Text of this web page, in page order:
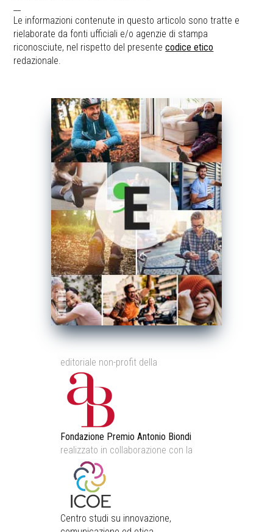
Le informazioni contenute in questo articolo sono tratte e
rielaborate da fonti ufficiali e/o agenzie di stampa
riconosciute, nel rispetto del presentecodice etico
redazionale.
editoriale non-profit della
Fondazione Premio Antonio Biondi
realizzato in collaborazione con la
Centro studi su innovazione,